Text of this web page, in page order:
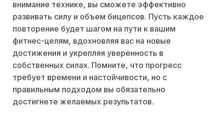
внимание технике, вы сможете эффективно
развивать силу и объем бицепсов. Пусть каждое
повторение будет шагом на пути к вашим
фитнес-целям, вдохновляя вас на новые
достижения и укрепляя уверенность в
собственных силах. Помните, что прогресс
требует времени и настойчивости, но с
правильным подходом вы обязательно
достигнете желаемых результатов.